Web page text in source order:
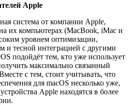
Apple
система от компании Apple,
их компьютерах (MacBook, iMac и
уровнем оптимизации,
и тесной интеграцией с другими
подойдёт тем, кто уже использует
максимально связанный
с тем, стоит учитывать, что
для macOS несколько уже,
Apple находятся в более